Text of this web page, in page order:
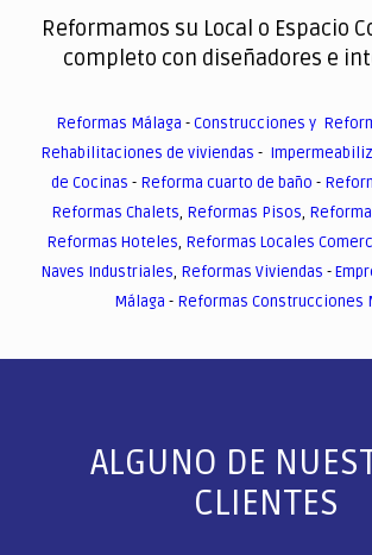
Reformamos su Local o Espacio
completo con diseñadores e
Reformas Málaga -Construcciones y
Rehabilitaciones de viviendas -
de Cocinas - Reforma cuarto de baño -
Reformas Chalets, Reformas Pisos,
Reformas Hoteles, Reformas Locales
Naves Industriales, Reformas Viviendas -
Málaga - Reformas Construcciones
ALGUNO DE
CLIENTES